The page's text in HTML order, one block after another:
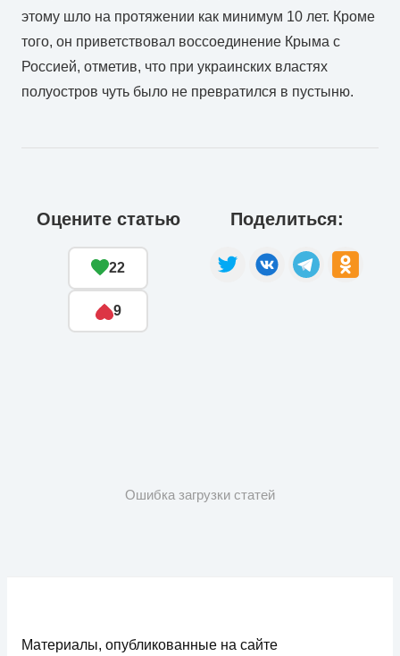
этому шло на протяжении как минимум 10 лет. Кроме
того, он приветствовал воссоединение Крыма с
Россией, отметив, что при украинских властях
полуостров чуть было не превратился в пустыню.
Оцените статью
22
9
Поделиться:
Ошибка загрузки статей
Материалы, опубликованные на сайте